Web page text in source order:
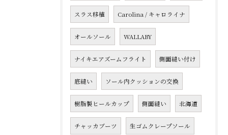
スラス移植 Carolina / キャロライナ
オールソール WALLABY
ナイキエアズームフライト 側面縫い付け
底縫い ソール内クッションの交換
樹脂製ヒールカップ 側面縫い 北海道
チャッカブーツ 生ゴムクレープソール